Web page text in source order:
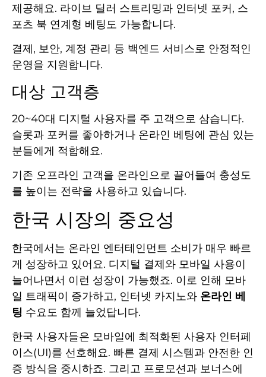
제공해요. 라이브 딜러 스트리밍과 인터넷 포커, 스
포츠 북 연계형 베팅도 가능합니다.
결제, 보안, 계정 관리 등 백엔드 서비스로 안정적인
운영을 지원합니다.
대상 고객층
20~40대 디지털 사용자를 주 고객으로 삼습니다.
슬롯과 포커를 좋아하거나 온라인 베팅에 관심 있는
분들에게 적합해요.
기존 오프라인 고객을 온라인으로 끌어들여 충성도
를 높이는 전략을 사용하고 있습니다.
한국 시장의 중요성
한국에서는 온라인 엔터테인먼트 소비가 매우 빠르
게 성장하고 있어요. 디지털 결제와 모바일 사용이
늘어나면서 이런 성장이 가능했죠. 이로 인해 모바
일 트래픽이 증가하고, 인터넷 카지노와 온라인 베
팅 수요도 함께 늘었답니다.
한국 사용자들은 모바일에 최적화된 사용자 인터페
이스(UI)를 선호해요. 빠른 결제 시스템과 안전한 인
증 방식을 중시하죠. 그리고 프로모션과 보너스에